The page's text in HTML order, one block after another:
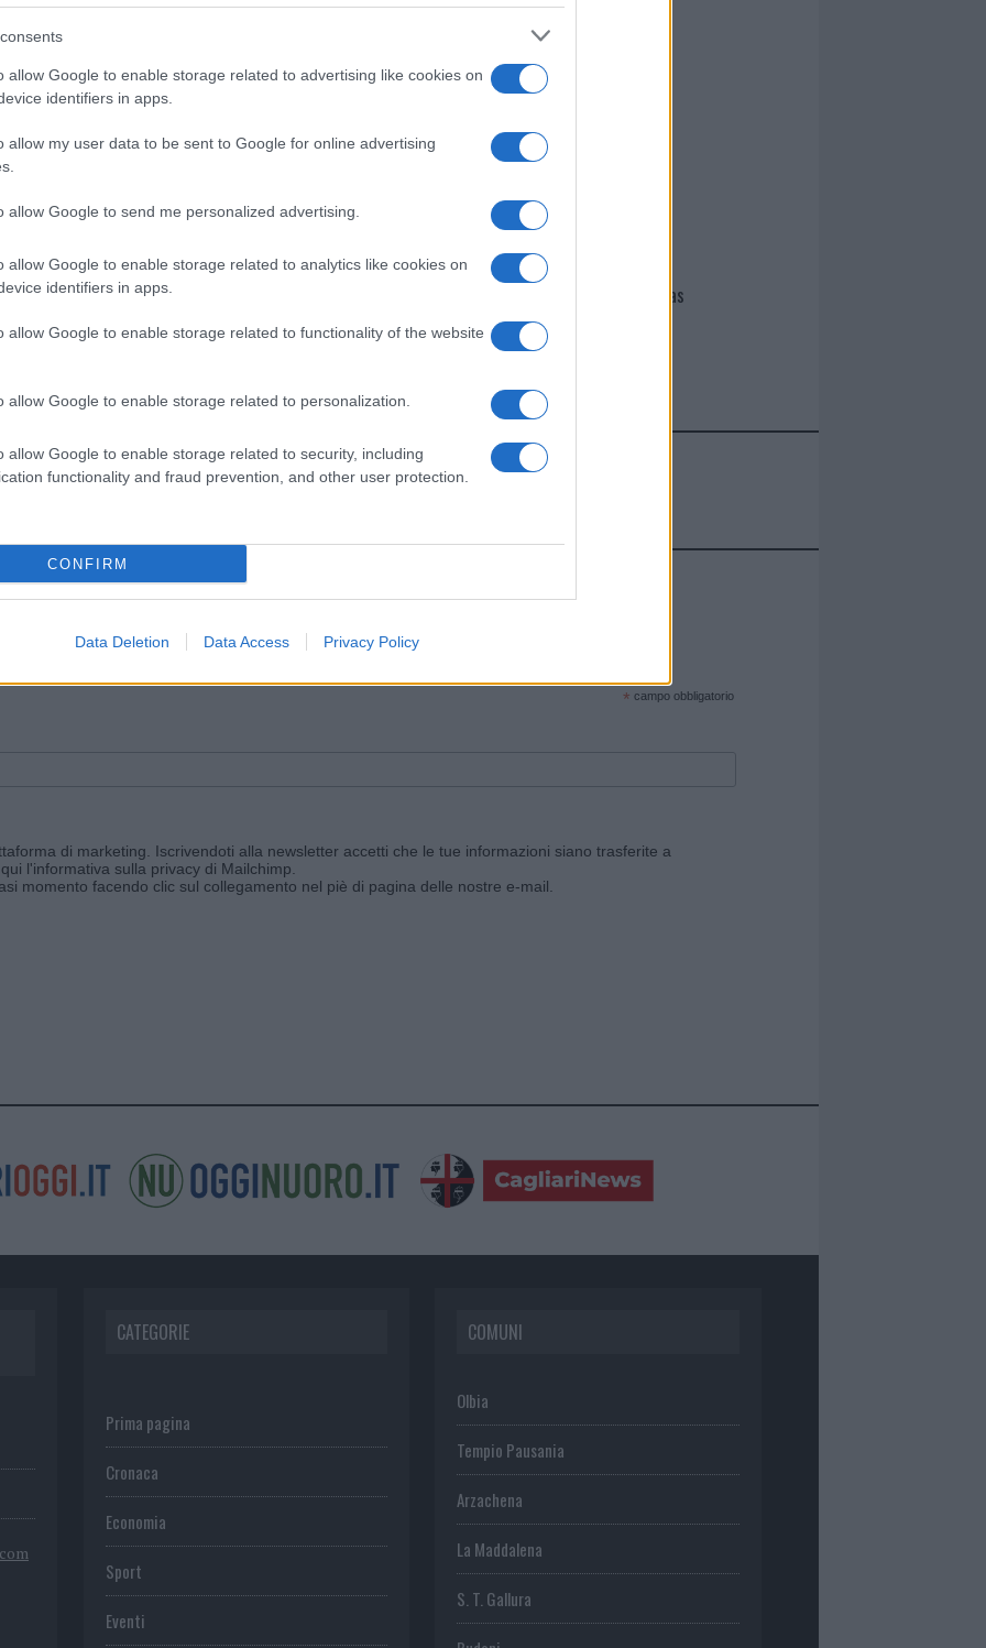
allow Google to enable storage related to advertising like cookies on
identifiers in apps.
allow my user data to be sent to Google for online advertising
allow Google to send me personalized advertising.
allow Google to enable storage related to analytics like cookies on
identifiers in apps.
allow Google to enable storage related to functionality of the website
allow Google to enable storage related to personalization.
allow Google to enable storage related to security, including
functionality and fraud prevention, and other user protection.
CONFIRM
Data Deletion Data Access Privacy Policy
Gallura
Open Day Golfo Aranci
Di Gallura Open Day Telti
Prossimo articolo
I nostri cari
I nostri cari
Giovannimaria Cabras
Invia un Comunicato Stampa|Pubblicità|Segnala
e ricevi le nostre email periodiche contenenti le ultime notizie pubblicate sul sito web!
* campo obbligatorio
di marketing. Iscrivendoti alla newsletter accetti che le tue informazioni siano trasferite a
l'informativa sulla privacy di Mailchimp
momento facendo clic sul collegamento nel piè di pagina delle nostre e-mail.
CATEGORIE
Prima pagina
Cronaca
Economia
Sport
Eventi
COMUNI
Olbia
Tempio Pausania
Arzachena
La Maddalena
S. T. Gallura